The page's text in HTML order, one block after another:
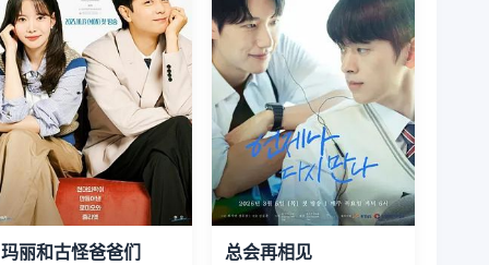
玛丽和古怪爸爸们 总会再相见